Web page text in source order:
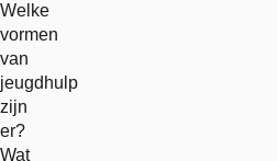
Welke
vormen
van
jeugdhulp
zijn
er?
Wat